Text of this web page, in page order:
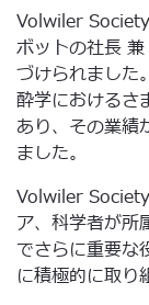
Volwiler
ボットの社長
づけられました
酔学におけるさ
あり、その業績
ました。
Volwiler
ア、科学者が
でさらに重要な
に積極的に取り